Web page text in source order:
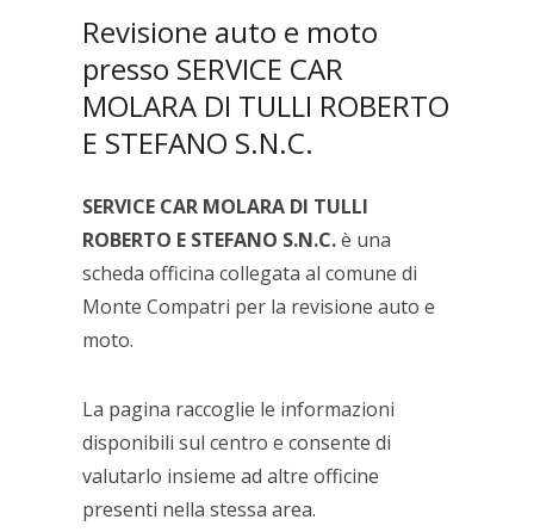
Revisione auto e moto
presso SERVICE CAR
MOLARA DI TULLI ROBERTO
E STEFANO S.N.C.
SERVICE CAR MOLARA DI TULLI
ROBERTO E STEFANO S.N.C.è una
scheda officina collegata al comune di
Monte Compatri per la revisione auto e
moto.
La pagina raccoglie le informazioni
disponibili sul centro e consente di
valutarlo insieme ad altre officine
presenti nella stessa area.